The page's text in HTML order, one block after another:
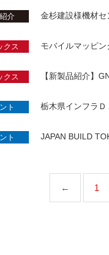
介 金杉建設様機材
クス モバイルマッピ
クス 【新製品紹介】
ト 栃木県インフラ
ト JAPAN BUILD
← 1